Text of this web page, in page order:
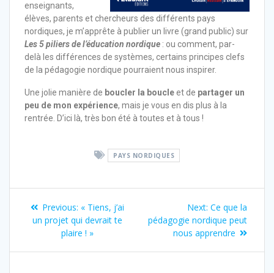
enseignants,
élèves, parents et chercheurs des différents pays
nordiques, je m’apprête à publier un livre (grand public) sur
Les 5 piliers de l’éducation nordique : ou comment, par-
delà les différences de systèmes, certains principes clefs
de la pédagogie nordique pourraient nous inspirer.
Une jolie manière de boucler la boucleet de partager un
peu de mon expérience, mais je vous en dis plus à la
rentrée. D’ici là, très bon été à toutes et à tous !
PAYS NORDIQUES
Previous: « Tiens, j’ai
un projet qui devrait te
plaire ! »
Next: Ce que la
pédagogie nordique peut
nous apprendre